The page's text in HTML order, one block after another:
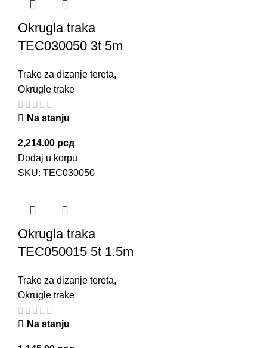
Okrugla traka
TEC030050 3t 5m
Trake za dizanje tereta,
Okrugle trake
Na stanju
2,214.00 рсд
Dodaj u korpu
SKU: TEC030050
Okrugla traka
TEC050015 5t 1.5m
Trake za dizanje tereta,
Okrugle trake
Na stanju